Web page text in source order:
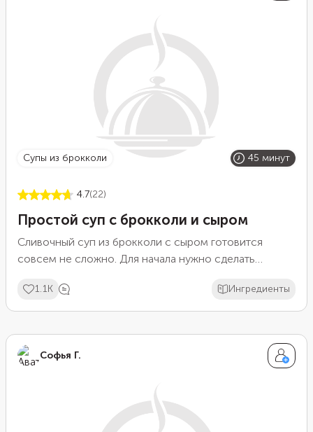
супы из брокколи 45 минут
4.7(22)
Простой суп с брокколи и сыром
Сливочный суп из брокколи с сыром готовится
совсем не сложно. Для начала нужно сделать
бульон и молоко, после чего добавить морковь и
брокколи с тертым сыром. Варится такой супчик
1.1K Ингредиенты
Софья Г.